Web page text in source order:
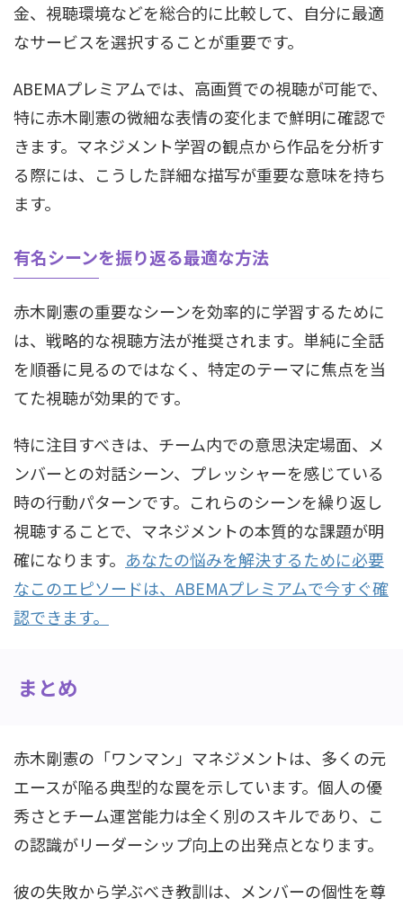
金、視聴環境などを総合的に比較して、自分に最適
なサービスを選択することが重要です。
ABEMAプレミアムでは、高画質での視聴が可能で、
特に赤木剛憲の微細な表情の変化まで鮮明に確認で
きます。マネジメント学習の観点から作品を分析す
る際には、こうした詳細な描写が重要な意味を持ち
ます。
有名シーンを振り返る最適な方法
赤木剛憲の重要なシーンを効率的に学習するために
は、戦略的な視聴方法が推奨されます。単純に全話
を順番に見るのではなく、特定のテーマに焦点を当
てた視聴が効果的です。
特に注目すべきは、チーム内での意思決定場面、メ
ンバーとの対話シーン、プレッシャーを感じている
時の行動パターンです。これらのシーンを繰り返し
視聴することで、マネジメントの本質的な課題が明
確になります。 あなたの悩みを解決するために必要
なこのエピソードは、ABEMAプレミアムで今すぐ確
認できます。
まとめ
赤木剛憲の「ワンマン」マネジメントは、多くの元
エースが陥る典型的な罠を示しています。個人の優
秀さとチーム運営能力は全く別のスキルであり、こ
の認識がリーダーシップ向上の出発点となります。
彼の失敗から学ぶべき教訓は、メンバーの個性を尊